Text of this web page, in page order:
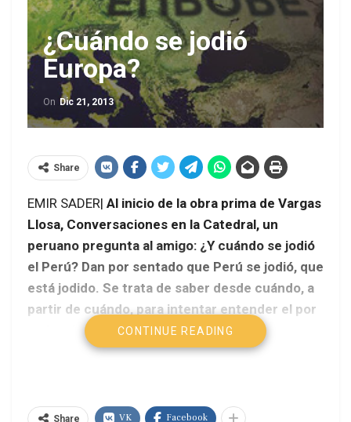
¿Cuándo se jodió
Europa?
On Dic 21, 2013
Share
EMIR SADER| Al inicio de la obra prima de Vargas
Llosa, Conversaciones en la Catedral, un
peruano pregunta al amigo: ¿Y cuándo se jodió
el Perú? Dan por sentado que Perú se jodió, que
está jodido. Se trata de saber desde cuándo, a
partir de cuándo, para intentar entender el por
qué y el para quiénes.CONTINUE READING
Share VK Facebook